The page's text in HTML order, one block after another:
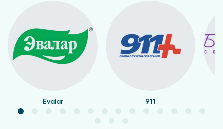
Evalar 911